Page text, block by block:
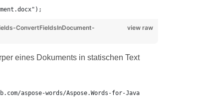
view raw
ConvertFieldsInDocument-
eines Dokuments in statischen Text
aspose-words/Aspose.Words-for-Java